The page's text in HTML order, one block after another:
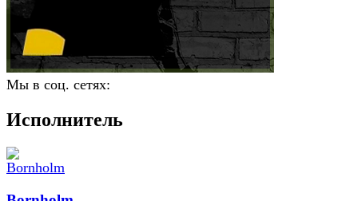
Мы в соц. сетях:
Исполнитель